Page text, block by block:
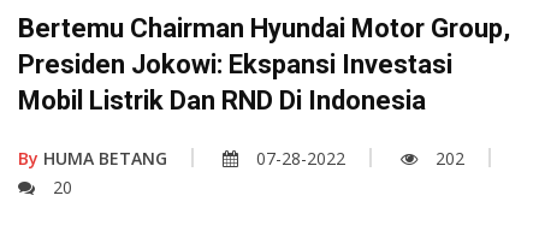
Bertemu Chairman Hyundai Motor Group,
Presiden Jokowi: Ekspansi Investasi
Mobil Listrik Dan RND Di Indonesia
By HUMA BETANG 07-28-2022
202
20